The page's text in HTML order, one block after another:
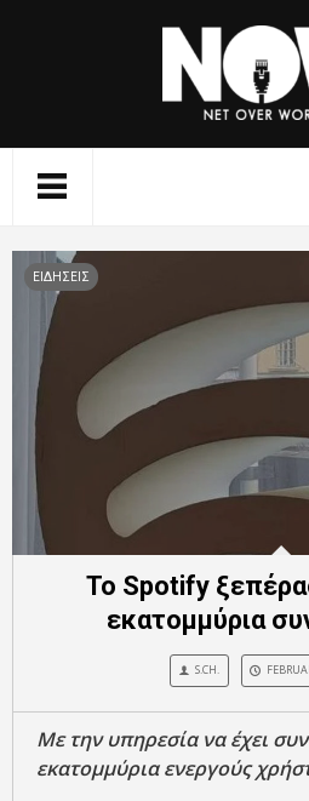
ΕΙΔΗΣΕΙΣ
Το Spotify
εκατομμύρια
S.CH.
Με την υπηρεσία να έχει
εκατομμύρια ενεργούς